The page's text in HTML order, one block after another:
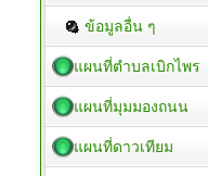
ข้อมูลอื่น ๆ
แผนที่ตำบลเบิกไพร
แผนที่มุมมองถนน
แผนที่ดาวเทียม